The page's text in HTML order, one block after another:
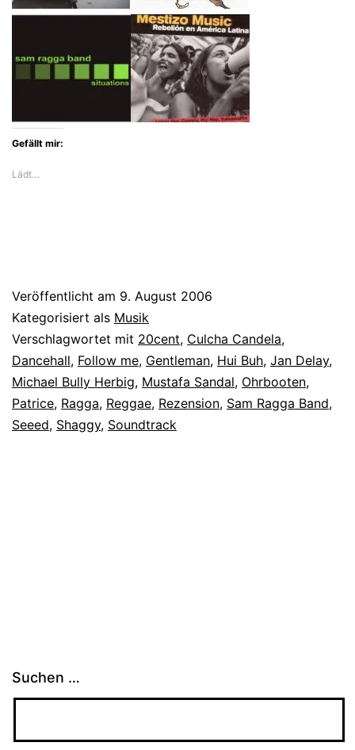
Gefällt mir:
Lädt…
Veröffentlicht am 9. August 2006
Kategorisiert als Musik
Verschlagwortet mit 20cent, Culcha Candela,
Dancehall, Follow me, Gentleman, Hui Buh, Jan Delay,
Michael Bully Herbig, Mustafa Sandal, Ohrbooten,
Patrice, Ragga, Reggae, Rezension, Sam Ragga Band,
Seeed, Shaggy, Soundtrack
Suchen …